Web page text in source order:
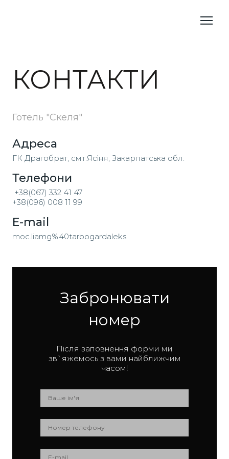
КОНТАКТИ
Готель "Скеля"
Адреса
ГК Драгобрат, смт.Ясіня, Закарпатська обл.
Телефони
+38(067) 332 41 47
+38(096) 008 11 99
E-mail
moc.liamg%40tarbogardaleks
Забронювати
номер
Після заповнення форми ми
зв`яжемось з вами найближчим
часом!